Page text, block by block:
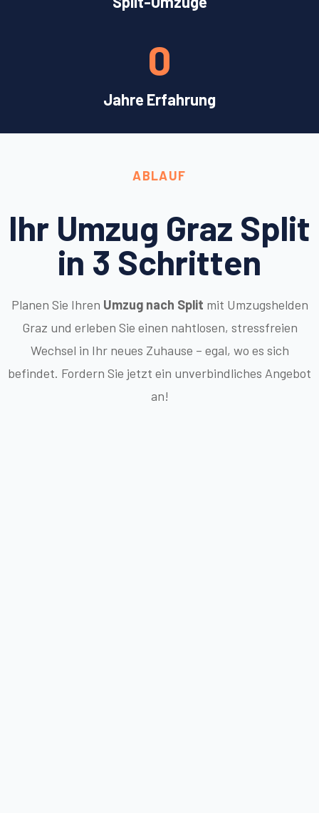
Jahre Erfahrung
0
ABLAUF
Ihr Umzug Graz Split
in 3 Schritten
Planen Sie Ihren Umzug nach Split mit Umzugshelden
Graz und erleben Sie einen nahtlosen, stressfreien
Wechsel in Ihr neues Zuhause – egal, wo es sich
befindet. Fordern Sie jetzt ein unverbindliches Angebot
an!